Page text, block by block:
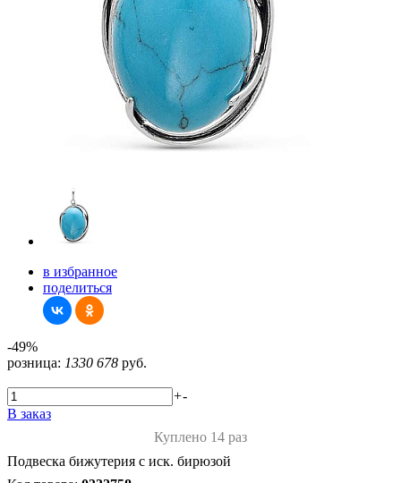
в избранное
поделиться
-49%
розница: 1330 678 руб.
+-
В заказ
Куплено 14 раз
Подвеска бижутерия с иск. бирюзой